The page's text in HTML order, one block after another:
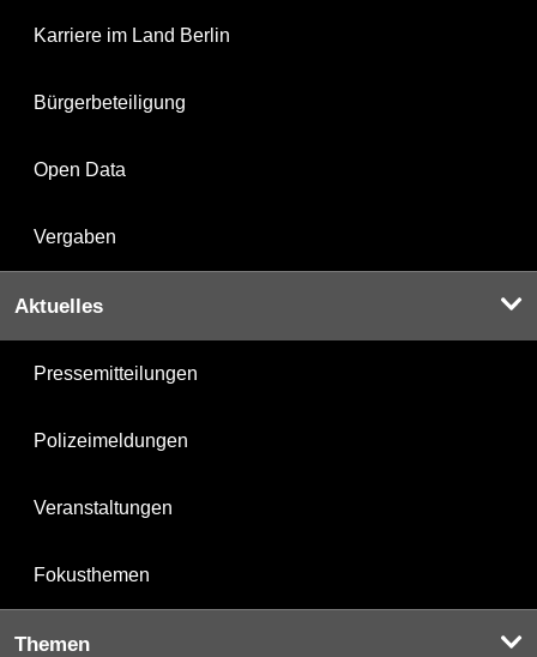
Karriere im Land Berlin
Bürgerbeteiligung
Open Data
Vergaben
Aktuelles
Pressemitteilungen
Polizeimeldungen
Veranstaltungen
Fokusthemen
Themen